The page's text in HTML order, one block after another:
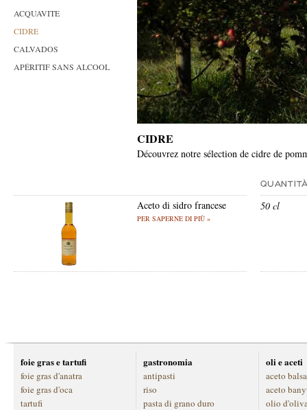
ACQUAVITE
CIDRE
CALVADOS
APÉRITIF SANS ALCOOL
CIDRE
Découvrez notre sélection de cidre de
Aceto di sidro francese
PER SAPERNE DI PIÙ »
50 cl
foie gras e tartufi
foie gras d'anatra
foie gras d'oca
tartufi
gastronomia
antipasti
riso
pasta di grano duro
oli e aceti
aceto
aceto
olio